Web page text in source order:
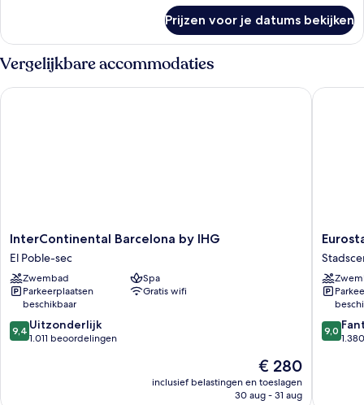
2
slaapkamers
(Sake)
Prijzen voor je datums bekijken
Vergelijkbare accommodaties
InterContinental
Barcelona
by
IHG
El
Poble-
sec
InterContinental Barcelona by IHG
El Poble-sec
Zwembad
Spa
Parkeerplaatsen
beschikbaar
Gratis wifi
9.4
van
9,4 Uitzonderlijk
1.011 beoordelingen
De
prijs
is
€ 280
inclusief belastingen en toeslagen
30 aug - 31 aug
InterContinental Barcelona by IHG
Grand
Marina
9.0
van
9,0